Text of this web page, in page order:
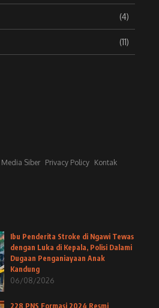
(4)
(11)
Siber Privacy Policy Kontak
Ibu Penderita Stroke di Ngawi Tewas
dengan Luka di Kepala, Polisi Dalami
Dugaan Penganiayaan Anak
Kandung
06/08/2026
228 PNS Formasi 2024 Resmi